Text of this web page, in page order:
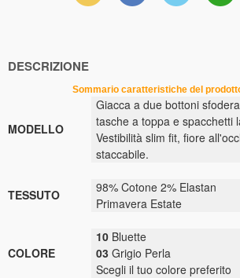
DESCRIZIONE
Sommario caratteristiche del
MODELLO
Giacca a due bottoni
tasche a toppa e spacchetti
Vestibilità slim fit, fiore
staccabile.
TESSUTO
98% Cotone 2% Elastan
Primavera Estate
COLORE
10 Bluette
03 Grigio Perla
Scegli il tuo colore preferito